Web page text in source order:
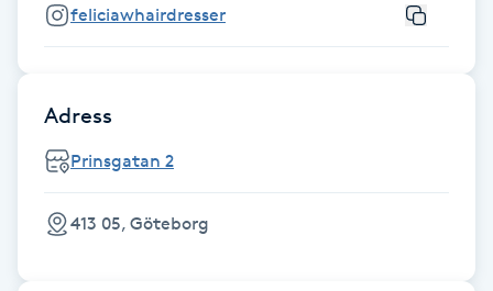
Friskvård
Frisör
Funktionsanalys
Färgning
feliciawhairdresser
Adress
Prinsgatan 2
413 05, Göteborg